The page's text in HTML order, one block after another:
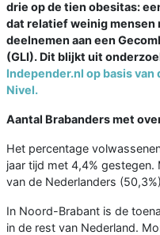
drie op de tien obesitas:
dat relatief weinig mensen
deelnemen aan een
(GLI). Dit blijkt uit
Independer.nl op basis van
Nivel.
Aantal Brabanders met
Het percentage
jaar tijd met 4,4%
van de Nederlanders
In Noord-Brabant is de
in de rest van Nederland.